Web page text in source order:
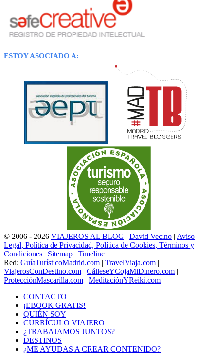
ESTOY ASOCIADO A:
© 2006 - 2026 VIAJEROS AL BLOG | David Vecino | Aviso
Legal, Política de Privacidad, Política de Cookies, Términos y
Condiciones | Sitemap | Timeline
Red: GuíaTurísticoMadrid.com | TravelViaja.com |
ViajerosConDestino.com | CálleseYCojaMiDinero.com |
ProtecciónMascarilla.com | MeditaciónYReiki.com
CONTACTO
¡EBOOK GRATIS!
QUIÉN SOY
CURRÍCULO VIAJERO
¿TRABAJAMOS JUNTOS?
DESTINOS
¿ME AYUDAS A CREAR CONTENIDO?